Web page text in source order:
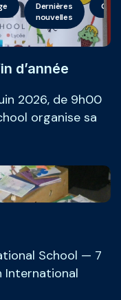
Dernières
nouvelles
d’année
2026, de 9h00
organise sa
School — 7
International